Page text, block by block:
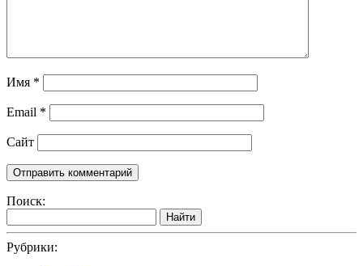
Имя *
Email *
Сайт
Поиск:
Найти
Рубрики: